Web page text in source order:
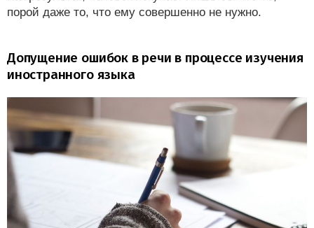
порой даже то, что ему совершенно не нужно.
Допущение ошибок в речи в процессе изучения
иностранного языка